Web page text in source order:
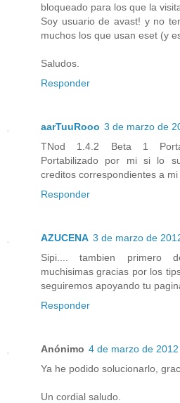
bloqueado para los que la
Soy usuario de avast! y no
muchos los que usan eset (y
Saludos.
Responder
aarTuuRooo 3 de marzo de
TNod 1.4.2 Beta 1
Portabilizado por mi si lo
creditos correspondientes a
Responder
AZUCENA 3 de marzo de
Sipi.... tambien primero
muchisimas gracias por los
seguiremos apoyando tu
Responder
Anónimo 4 de marzo de 2012
Ya he podido solucionarlo,
Un cordial saludo.